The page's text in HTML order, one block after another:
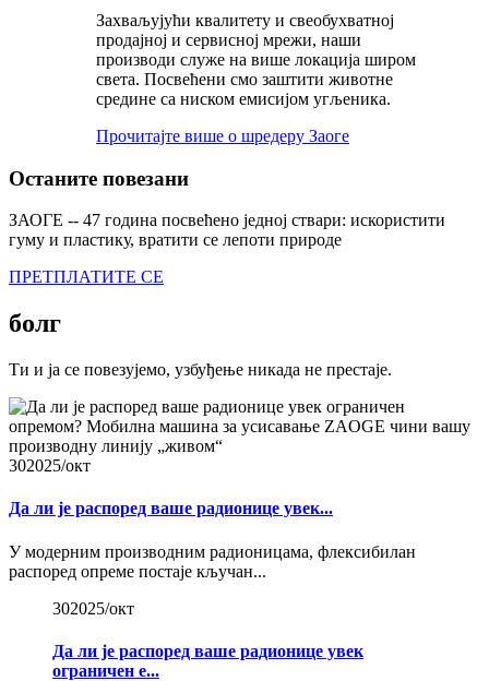
Захваљујући квалитету и свеобухватној
продајној и сервисној мрежи, наши
производи служе на више локација широм
света. Посвећени смо заштити животне
средине са ниском емисијом угљеника.
Прочитајте више о шредеру Заоге
Останите повезани
ЗАОГЕ -- 47 година посвећено једној ствари: искористити
гуму и пластику, вратити се лепоти природе
ПРЕТПЛАТИТЕ СЕ
болг
Ти и ја се повезујемо, узбуђење никада не престаје.
302025/окт
Да ли је распоред ваше радионице увек...
У модерним производним радионицама, флексибилан
распоред опреме постаје кључан...
302025/окт
Да ли је распоред ваше радионице увек
ограничен е...